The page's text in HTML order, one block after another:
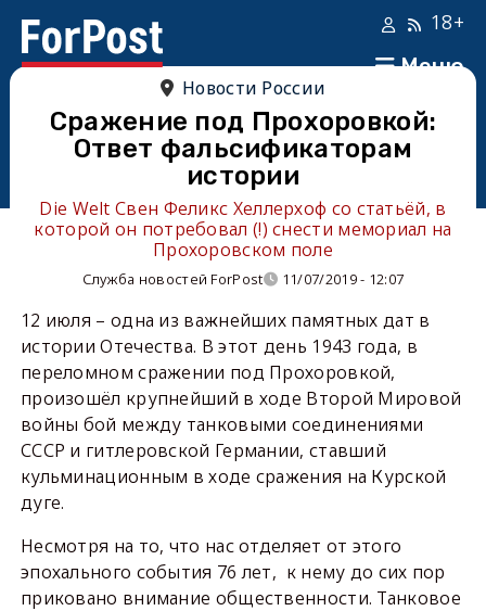
Меню
18+
Новости России
Сражение под Прохоровкой:
Ответ фальсификаторам
истории
Die Welt Свен Феликс Хеллерхоф со статьёй, в
которой он потребовал (!) снести мемориал на
Прохоровском поле
Служба новостей ForPost 11/07/2019 - 12:07
12 июля – одна из важнейших памятных дат в
истории Отечества. В этот день 1943 года, в
переломном сражении под Прохоровкой,
произошёл крупнейший в ходе Второй Мировой
войны бой между танковыми соединениями
СССР и гитлеровской Германии, ставший
кульминационным в ходе сражения на Курской
дуге.
Несмотря на то, что нас отделяет от этого
эпохального события 76 лет, к нему до сих пор
приковано внимание общественности. Танковое